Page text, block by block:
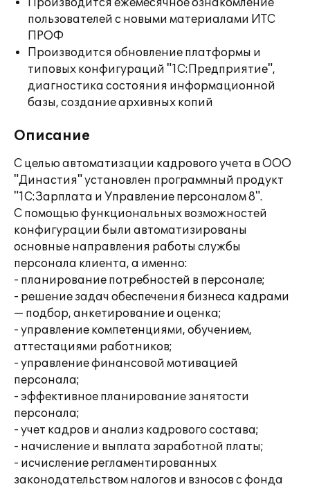
Производится ежемесячное ознакомление
пользователей с новыми материалами ИТС
ПРОФ
Производится обновление платформы и
типовых конфигураций "1С:Предприятие",
диагностика состояния информационной
базы, создание архивных копий
Описание
С целью автоматизации кадрового учета в ООО
"Династия" установлен программный продукт
"1С:Зарплата и Управление персоналом 8".
С помощью функциональных возможностей
конфигурации были автоматизированы
основные направления работы службы
персонала клиента, а именно:
- планирование потребностей в персонале;
- решение задач обеспечения бизнеса кадрами
— подбор, анкетирование и оценка;
- управление компетенциями, обучением,
аттестациями работников;
- управление финансовой мотивацией
персонала;
- эффективное планирование занятости
персонала;
- учет кадров и анализ кадрового состава;
- начисление и выплата заработной платы;
- исчисление регламентированных
законодательством налогов и взносов с фонда